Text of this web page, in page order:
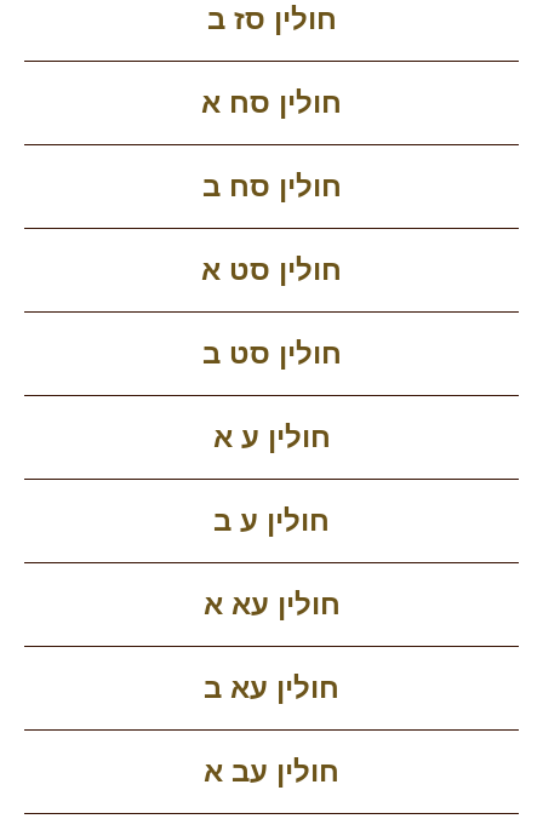
חולין סז ב
חולין סח א
חולין סח ב
חולין סט א
חולין סט ב
חולין ע א
חולין ע ב
חולין עא א
חולין עא ב
חולין עב א